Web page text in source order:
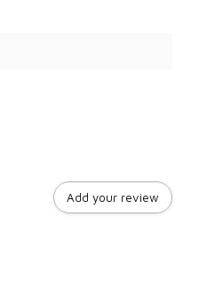
Add your review